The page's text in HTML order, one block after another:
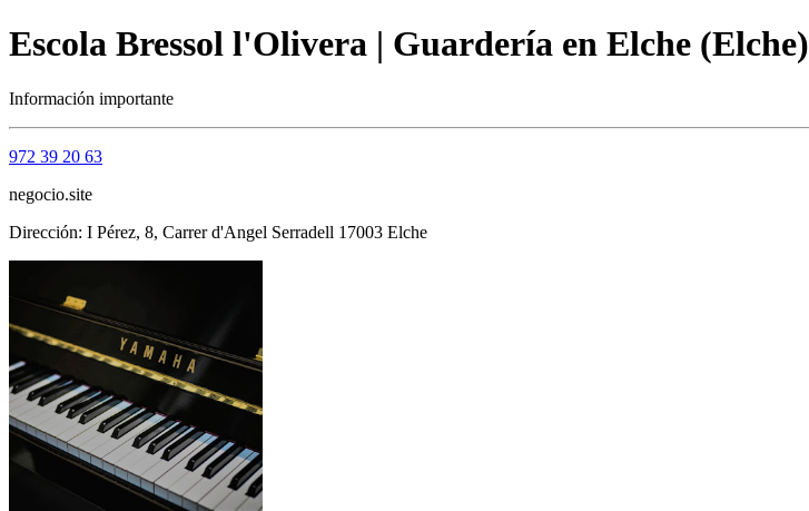
Escola Bressol l'Olivera | Guardería en Elche (Elche)
Información importante
972 39 20 63
negocio.site
Dirección: I Pérez, 8, Carrer d'Angel Serradell 17003 Elche